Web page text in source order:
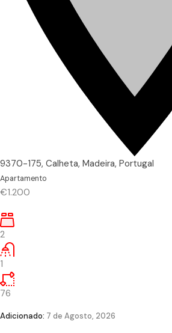
9370-175, Calheta, Madeira, Portugal
Apartamento
€1.200
2
1
76
Adicionado: 7 de Agosto, 2026